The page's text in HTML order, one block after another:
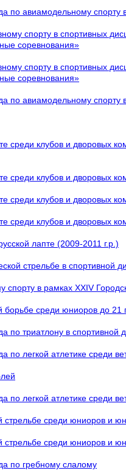
по авиамодельному спорту
спорту в спортивных
соревнования»
спорту в спортивных
соревнования»
по авиамодельному спорту
среди клубов и дворовых
среди клубов и дворовых
среди клубов и дворовых
среди клубов и дворовых
лапте (2009-2011 г.р.)
стрельбе в спортивной
спорту в рамках XXIV
борьбе среди юниоров до 21
по триатлону в спортивной
по легкой атлетике среди
по легкой атлетике среди
стрельбе среди юниоров и
стрельбе среди юниоров и
по гребному слалому